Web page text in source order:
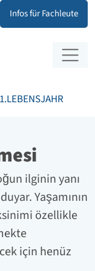
Infos für Fachleute
ilginin yanı
Yaşamının
özellikle
için henüz